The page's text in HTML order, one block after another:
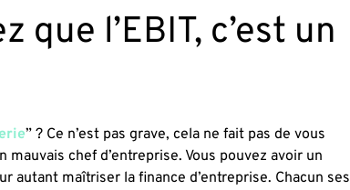
que l’EBIT, c’est un
” ? Ce n’est pas grave, cela ne fait pas de vous
chef d’entreprise. Vous pouvez avoir un
autant maîtriser la finance d’entreprise. Chacun ses